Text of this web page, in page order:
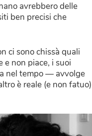
avrebbero delle
ben precisi che
ci sono chissà quali
e non piace, i suoi
nel tempo — avvolge
è reale (e non fatuo)